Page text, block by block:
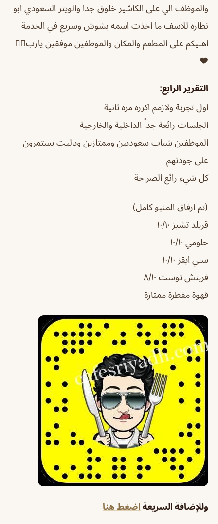
والموظف الي على الكاشير خلوق جدا والويتر السعودي ابو
نظاره للاسف ما اخذت اسمه بشوش وسريع في الخدمة
اهنيكم على المطعم والمكان والموظفين موفقين يارب👌🏻
❤️
التقرير الرابع:
اول تجربة ولازمم اكرره مرة ثانية
الجلسات رائعة جداً الداخلية والخارجية
الموظفين شباب سعوديين وممتازين وياليت يستمرون
على جودتهم
كل شيء رائع الصراحة
(تم ارفاق المنيو كامل)
قريلد تشيز ١٠/١٠
حلومي ١٠/١٠
سني ايقز ١٠/١٠
فرينش توست ٨/١٠
قهوة مقطرة ممتازة
وللإضافة السريعة اضغط هنا